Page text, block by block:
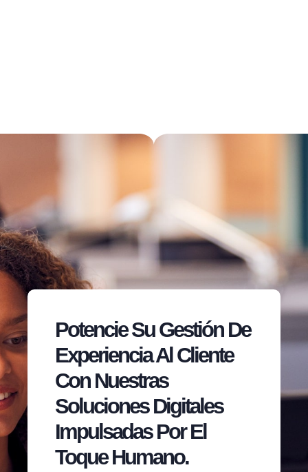
Potencie Su Gestión De
Experiencia Al Cliente
Con Nuestras
Soluciones Digitales
Impulsadas Por El
Toque Humano.